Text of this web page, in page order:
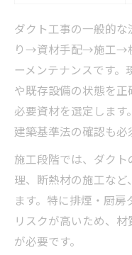
ダクト工事の一般的
り→資材手配→施工→
ーメンテナンスです。
や既存設備の状態を
必要資材を選定しま
建築基準法の確認も必
施工段階では、ダク
理、断熱材の施工な
ます。特に排煙・厨
リスクが高いため、
が必要です。